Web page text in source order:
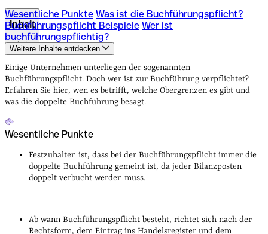
Wesentliche Punkte Was ist die Buchführungspflicht?
Buchführungspflicht Beispiele Wer ist
buchführungspflichtig?
Weitere Inhalte entdecken
Inhalt
Wesentliche Punkte Was ist die Buchführungspflicht?
Buchführungspflicht Beispiele Wer ist
buchführungspflichtig?
Einige Unternehmen unterliegen der sogenannten
Buchführungspflicht. Doch wer ist zur Buchführung verpflichtet?
Erfahren Sie hier, wen es betrifft, welche Obergrenzen es gibt und
was die doppelte Buchführung besagt.
Wesentliche Punkte
Festzuhalten ist, dass bei der Buchführungspflicht immer die
doppelte Buchführung gemeint ist, da jeder Bilanzposten
doppelt verbucht werden muss.
Ab wann Buchführungspflicht besteht, richtet sich nach der
Rechtsform, dem Eintrag ins Handelsregister und dem